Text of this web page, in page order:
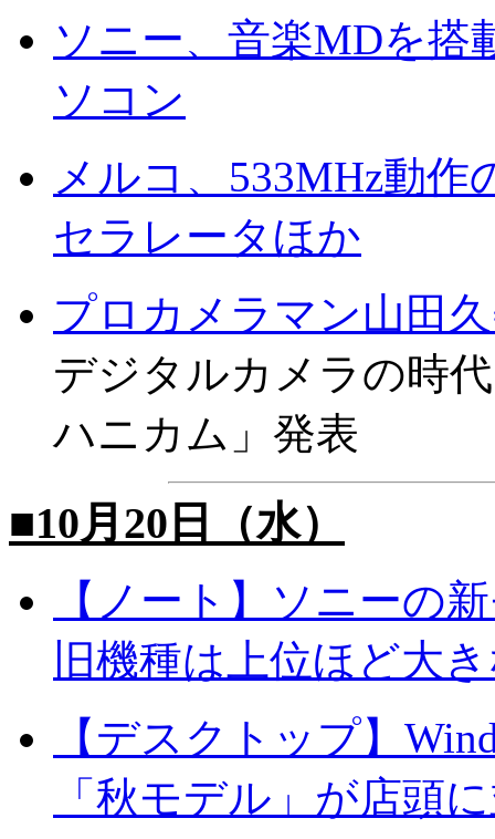
ソニー、音楽MDを搭
ソコン
メルコ、533MHz動作
セラレータほか
プロカメラマン山田
デジタルカメラの時
ハニカム」発表
■10月20日（水）
【ノート】ソニーの
旧機種は上位ほど大
【デスクトップ】
「秋モデル」が店頭